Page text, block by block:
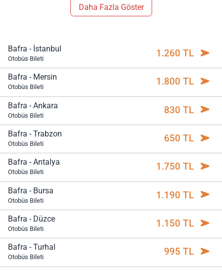
Daha Fazla Göster
Bafra - İstanbul
Otobüs Bileti 1.260 TL
Bafra - Mersin
Otobüs Bileti 1.800 TL
Bafra - Ankara
Otobüs Bileti 830 TL
Bafra - Trabzon
Otobüs Bileti 650 TL
Bafra - Antalya
Otobüs Bileti 1.750 TL
Bafra - Bursa
Otobüs Bileti 1.190 TL
Bafra - Düzce
Otobüs Bileti 1.150 TL
Bafra - Turhal
Otobüs Bileti 995 TL